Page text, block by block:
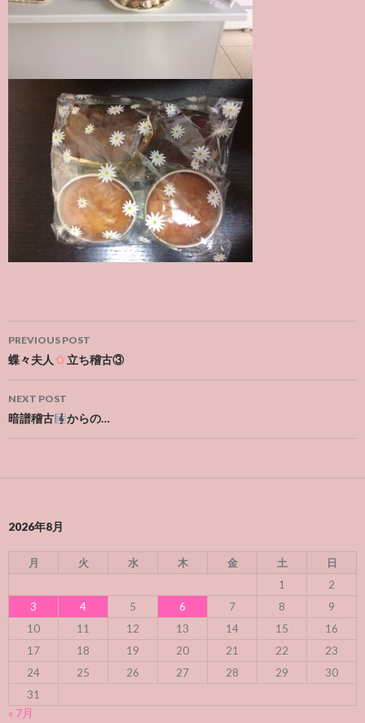
Post
navigation
PREVIOUS POST
蝶々夫人 立ち稽古③
NEXT POST
暗譜稽古 からの…
2026年8月
月 火 水 木 金 土
日
1
2
3
4 5 6 7 8
9
10
11 12 13 14 15
16
17
18 19 20 21 22
23
24
25 26 27 28 29
30
31
« 7月